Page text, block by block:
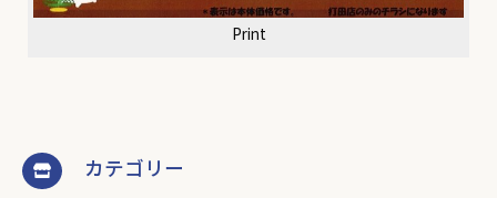
Print
カテゴリー